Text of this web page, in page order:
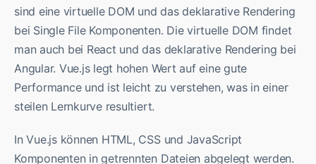
sind eine virtuelle DOM und das deklarative Rendering
bei Single File Komponenten. Die virtuelle DOM findet
man auch bei React und das deklarative Rendering bei
Angular. Vue.js legt hohen Wert auf eine gute
Performance und ist leicht zu verstehen, was in einer
steilen Lernkurve resultiert.
In Vue.js können HTML, CSS und JavaScript
Komponenten in getrennten Dateien abgelegt werden.